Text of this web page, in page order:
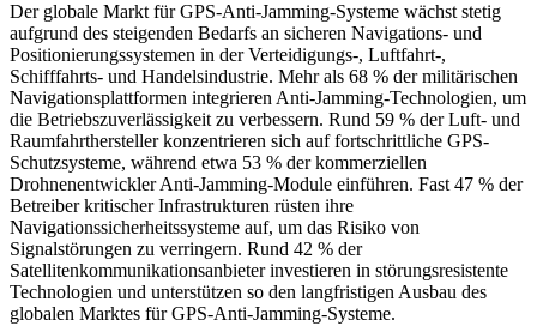
Der globale Markt für GPS-Anti-Jamming-Systeme wächst stetig
aufgrund des steigenden Bedarfs an sicheren Navigations- und
Positionierungssystemen in der Verteidigungs-, Luftfahrt-,
Schifffahrts- und Handelsindustrie. Mehr als 68 % der militärischen
Navigationsplattformen integrieren Anti-Jamming-Technologien, um
die Betriebszuverlässigkeit zu verbessern. Rund 59 % der Luft- und
Raumfahrthersteller konzentrieren sich auf fortschrittliche GPS-
Schutzsysteme, während etwa 53 % der kommerziellen
Drohnenentwickler Anti-Jamming-Module einführen. Fast 47 % der
Betreiber kritischer Infrastrukturen rüsten ihre
Navigationssicherheitssysteme auf, um das Risiko von
Signalstörungen zu verringern. Rund 42 % der
Satellitenkommunikationsanbieter investieren in störungsresistente
Technologien und unterstützen so den langfristigen Ausbau des
globalen Marktes für GPS-Anti-Jamming-Systeme.